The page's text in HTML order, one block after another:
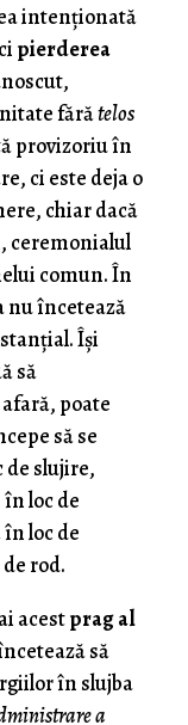
intenţionată
pierderea
fărătelos
provizoriu în
ci este deja o
chiar dacă
ceremonialul
comun. În
nu încetează
Își
să
poate
să se
de slujire,
loc de
loc de
rod.
acestprag al
să
în slujba
a